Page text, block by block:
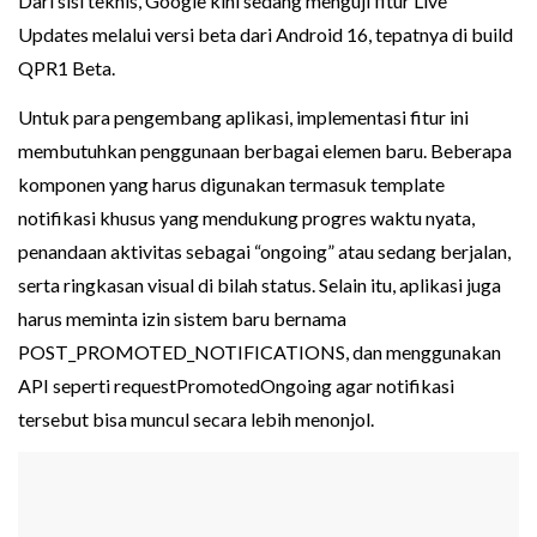
Updates melalui versi beta dari Android 16, tepatnya di build
QPR1 Beta.
Untuk para pengembang aplikasi, implementasi fitur ini
membutuhkan penggunaan berbagai elemen baru. Beberapa
komponen yang harus digunakan termasuk template
notifikasi khusus yang mendukung progres waktu nyata,
penandaan aktivitas sebagai “ongoing” atau sedang berjalan,
serta ringkasan visual di bilah status. Selain itu, aplikasi juga
harus meminta izin sistem baru bernama
POST_PROMOTED_NOTIFICATIONS, dan menggunakan
API seperti requestPromotedOngoing agar notifikasi
tersebut bisa muncul secara lebih menonjol.